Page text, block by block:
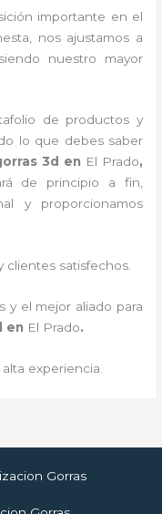
importante en el
nos ajustamos a
nuestro mayor
de productos y
lo que debes saber
3d en El Prado,
de principio a fin,
y proporcionamos
clientes satisfechos.
y el mejor aliado para
en El Prado.
experiencia.
Gorras